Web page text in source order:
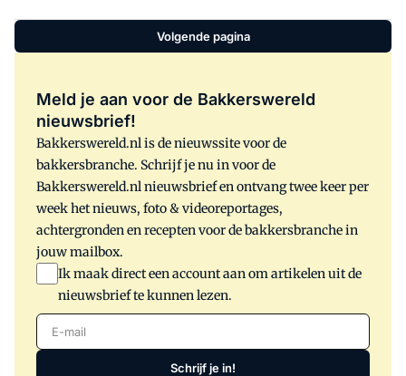
helemaal uit de bakker.
Veer zet vol in op het werven en binden
van klanten.
Volgende pagina
Meld je aan voor de Bakkerswereld
nieuwsbrief!
Bakkerswereld.nl is de nieuwssite voor de
bakkersbranche. Schrijf je nu in voor de
Bakkerswereld.nl nieuwsbrief en ontvang twee keer per
week het nieuws, foto & videoreportages,
achtergronden en recepten voor de bakkersbranche in
jouw mailbox.
Ik maak direct een account aan om artikelen uit de
nieuwsbrief te kunnen lezen.
E-mail
Schrijf je in!